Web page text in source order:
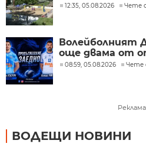
12:35, 05.08.2026 Чете
Волейболният
още двама от
08:59, 05.08.2026 Чете
Реклама
ВОДЕЩИ НОВИНИ